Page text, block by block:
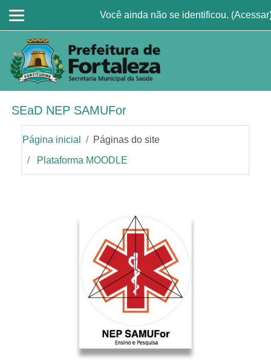
Você ainda não se identificou. (Acessar
SEaD NEP SAMUFor
Página inicial Páginas do site
Plataforma MOODLE